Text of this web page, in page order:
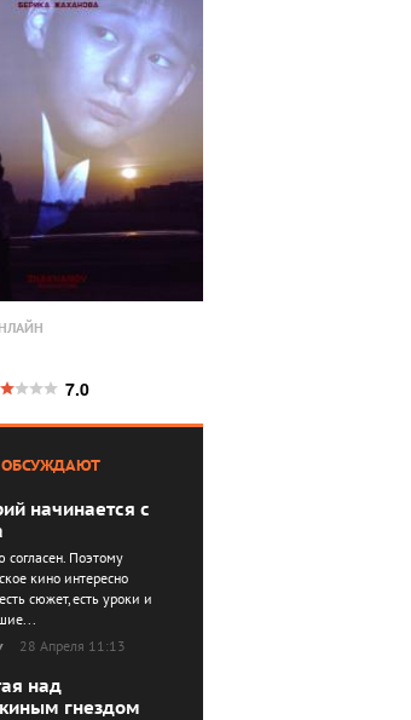
7.0
ОБСУЖДАЮТ
начинается с
согласен. Поэтому
кино интересно
сюжет, есть уроки и
28 Апреля 11:13
над
гнездом